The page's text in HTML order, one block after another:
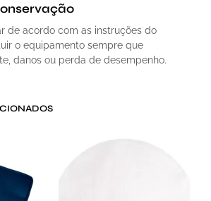
de acordo com as instruções do
o equipamento sempre que
danos ou perda de desempenho.